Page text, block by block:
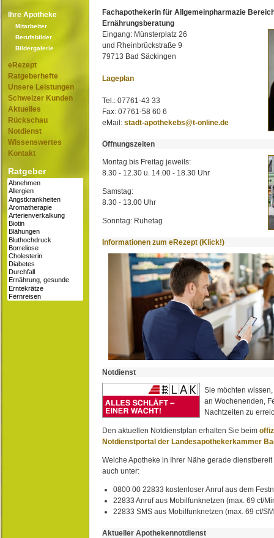
Ihre Apotheke
Mitarbeiter
Berufsbilder
Bildergalerie
eRezept
Ratgeberhefte
Unsere Leistungen
Schweizer Kunden
Aktuelles
Rückschau
Notdienst
Wissenswertes
Kontakt
Ratgeber
Fachapothekerin für Allgemeinpharmazie
Ernährungsberatung
Eingang: Münsterplatz 26
und Rheinbrückstraße 9
79713 Bad Säckingen
Lageplan
Tel.: 07761-43 33
Fax: 07761-58 60 6
eMail: stadt-apothekebs@t-online.de
Öffnungszeiten
Montag bis Freitag jeweils:
8.30 - 12.30 u. 14.00 - 18.30 Uhr
Samstag:
8.30 - 13.00 Uhr
Sonntag: Ruhetag
Informationen zum eRezept (Klick!)
Notdienst
Sie möchten
an Wochenenden,
Nachtzeiten zu
Den aktuellen Notdienstplan erhalten Sie beim
Notdienstportal der Landesapothekerkammer
Welche Apotheke in Ihrer Nähe gerade
auch unter:
0800 00 22833 kostenloser Anruf aus dem
22833 Anruf aus Mobilfunknetzen (max. 69 ct/
22833 SMS aus Mobilfunknetzen (max. 69 ct/
Aktueller Apothekennotdienst